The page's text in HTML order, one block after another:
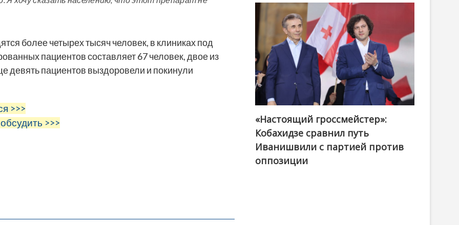
более четырех тысяч человек, в клиниках под
пациентов составляет 67 человек, двое из
девять пациентов выздоровели и покинули
>>>
>>>
@ქართული ოცნება / Georgian Dream
«Настоящий гроссмейстер»:
Кобахидзе сравнил путь
Иванишвили с партией против
оппозиции